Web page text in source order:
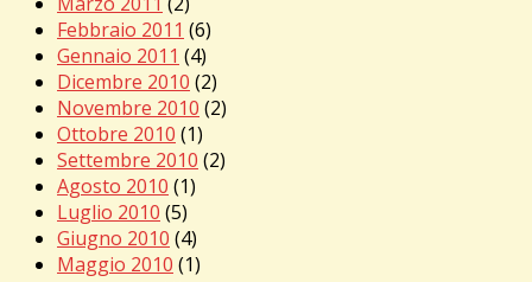
Febbraio 2011 (6)
Gennaio 2011 (4)
Dicembre 2010 (2)
Novembre 2010 (2)
Ottobre 2010 (1)
Settembre 2010 (2)
Agosto 2010 (1)
Luglio 2010 (5)
Giugno 2010 (4)
Maggio 2010 (1)